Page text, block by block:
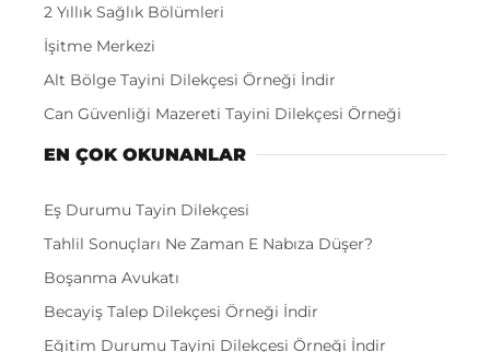
2 Yıllık Sağlık Bölümleri
İşitme Merkezi
Alt Bölge Tayini Dilekçesi Örneği İndir
Can Güvenliği Mazereti Tayini Dilekçesi Örneği
EN ÇOK OKUNANLAR
Eş Durumu Tayin Dilekçesi
Tahlil Sonuçları Ne Zaman E Nabıza Düşer?
Boşanma Avukatı
Becayiş Talep Dilekçesi Örneği İndir
Eğitim Durumu Tayini Dilekçesi Örneği İndir